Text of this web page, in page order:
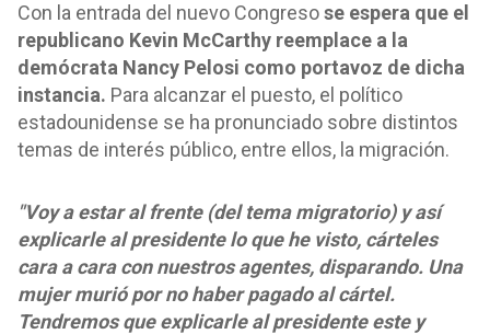
Con la entrada del nuevo Congresose espera que el
republicano Kevin McCarthy reemplace a la
demócrata Nancy Pelosi como portavoz de dicha
instancia. Para alcanzar el puesto, el político
estadounidense se ha pronunciado sobre distintos
temas de interés público, entre ellos, la migración.
"Voy a estar al frente (del tema migratorio) y así
explicarle al presidente lo que he visto, cárteles
cara a cara con nuestros agentes, disparando. Una
mujer murió por no haber pagado al cártel.
Tendremos que explicarle al presidente este y